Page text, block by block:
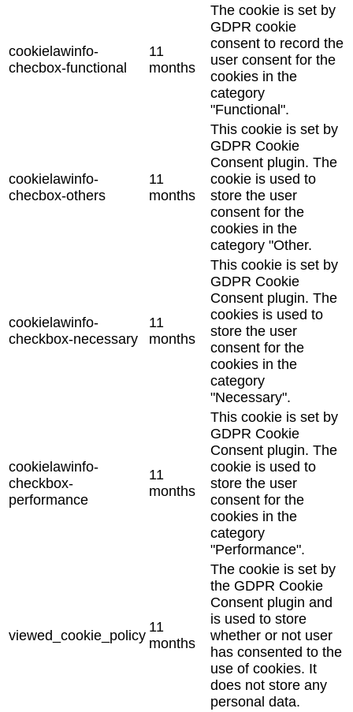
cookielawinfo-
checbox-functional
11
months
The cookie is set by
GDPR cookie
consent to record the
user consent for the
cookies in the
category
"Functional".
cookielawinfo-
checbox-others
11
months
This cookie is set by
GDPR Cookie
Consent plugin. The
cookie is used to
store the user
consent for the
cookies in the
category "Other.
cookielawinfo-
checkbox-necessary
11
months
This cookie is set by
GDPR Cookie
Consent plugin. The
cookies is used to
store the user
consent for the
cookies in the
category
"Necessary".
cookielawinfo-
checkbox-
performance
11
months
This cookie is set by
GDPR Cookie
Consent plugin. The
cookie is used to
store the user
consent for the
cookies in the
category
"Performance".
viewed_cookie_policy
11
months
The cookie is set by
the GDPR Cookie
Consent plugin and
is used to store
whether or not user
has consented to the
use of cookies. It
does not store any
personal data.